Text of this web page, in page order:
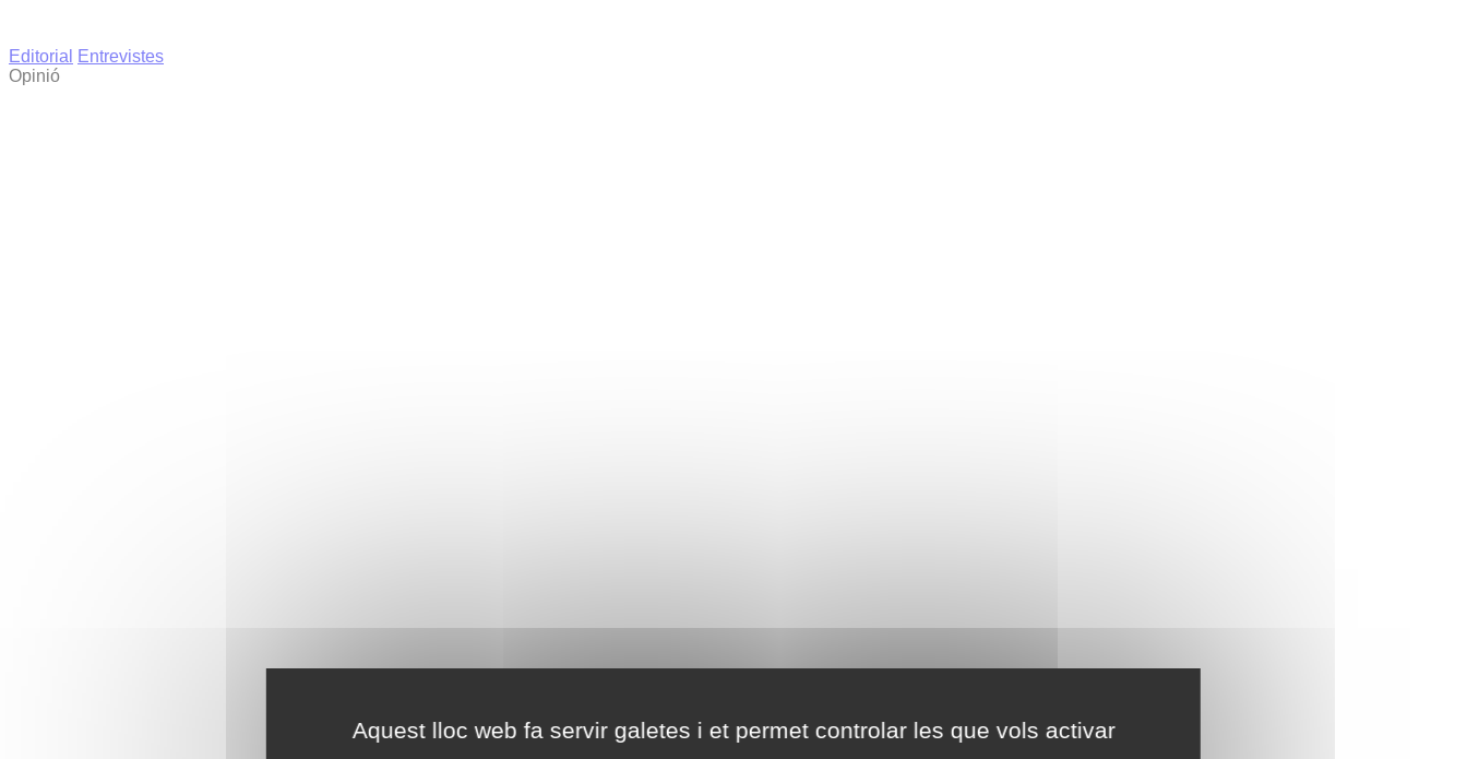
Aquest lloc web fa servir galetes i et permet controlar les que vols activar
Editorial
Entrevistes
Opinió